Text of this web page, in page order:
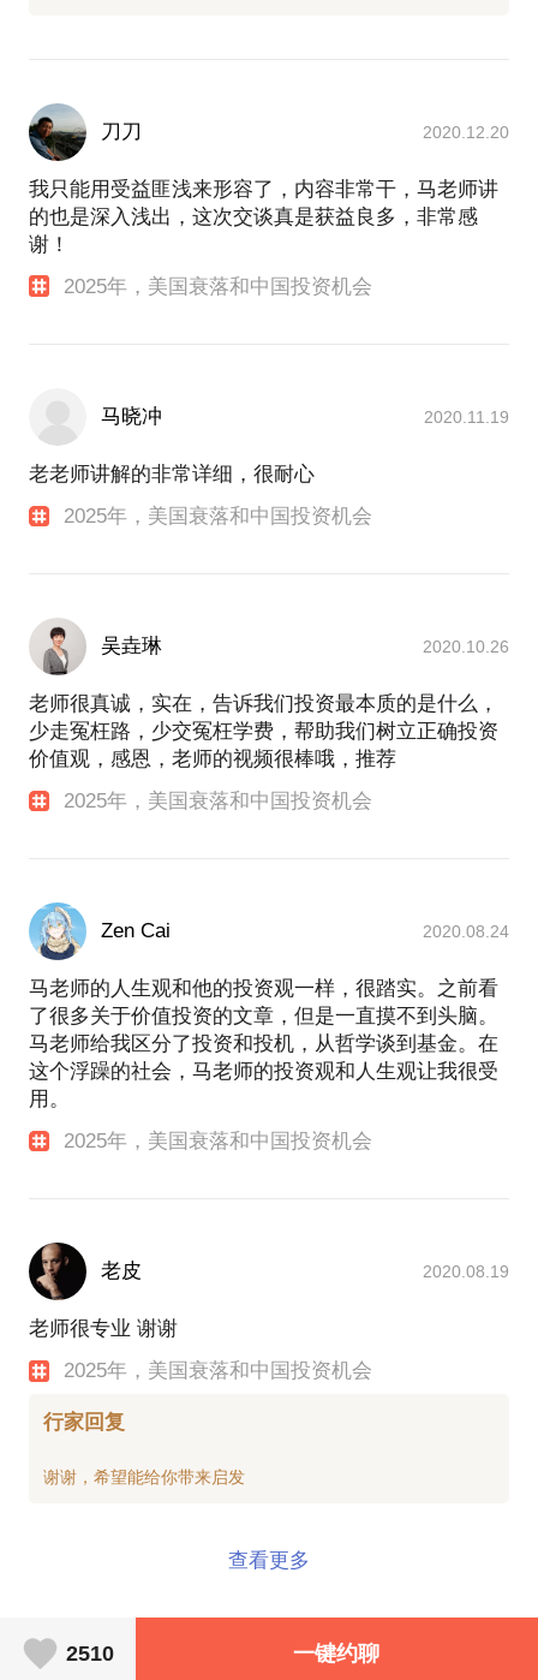
刀刀 2020.12.20
我只能用受益匪浅来形容了，内容非常干，马老师讲
的也是深入浅出，这次交谈真是获益良多，非常感
谢！
2025年，美国衰落和中国投资机会
马晓冲 2020.11.19
老老师讲解的非常详细，很耐心
2025年，美国衰落和中国投资机会
吴垚琳 2020.10.26
老师很真诚，实在，告诉我们投资最本质的是什么，
少走冤枉路，少交冤枉学费，帮助我们树立正确投资
价值观，感恩，老师的视频很棒哦，推荐
2025年，美国衰落和中国投资机会
Zen Cai 2020.08.24
马老师的人生观和他的投资观一样，很踏实。之前看
了很多关于价值投资的文章，但是一直摸不到头脑。
马老师给我区分了投资和投机，从哲学谈到基金。在
这个浮躁的社会，马老师的投资观和人生观让我很受
用。
2025年，美国衰落和中国投资机会
老皮 2020.08.19
老师很专业 谢谢
2025年，美国衰落和中国投资机会
行家回复
查看更多
2510 一键约聊